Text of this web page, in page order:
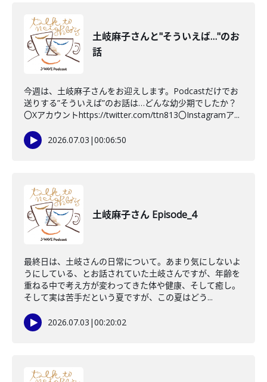
土岐麻子さんと"そういえば…"のお
話
今週は、土岐麻子さんをお迎えします。Podcastだけでお
送りする”そういえば”のお話は…どんな幼少期でしたか？
〇Xアカウントhttps://twitter.com/ttn813〇Instagramア...
2026.07.03 |00:06:50
土岐麻子さん Episode_4
最終日は、土岐さんの日常について。あまり気にしないよ
うにしている、とお話されていた土岐さんですが、年齢を
重ねる中で考え方が変わってきた体や健康、そして癒し。
そして実は苦手だという夏ですが、この夏はどう...
2026.07.03 |00:20:02